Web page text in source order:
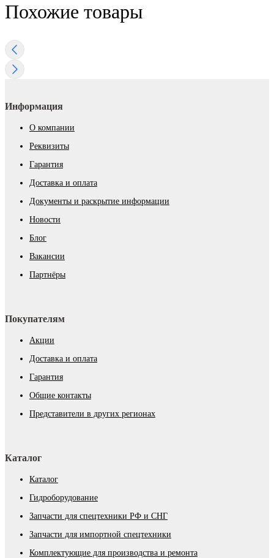
Похожие товары
Информация
О компании
Реквизиты
Гарантия
Доставка и оплата
Документы и раскрытие информации
Новости
Блог
Вакансии
Партнёры
Покупателям
Акции
Доставка и оплата
Гарантия
Общие контакты
Представители в других регионах
Каталог
Каталог
Гидроборудование
Запчасти для спецтехники РФ и СНГ
Запчасти для импортной спецтехники
Комплектующие для производства и ремонта